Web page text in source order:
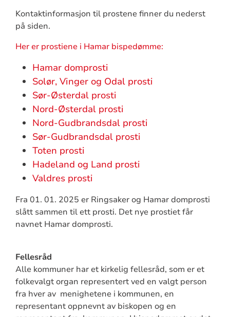
Kontaktinformasjon til prostene finner du nederst
på siden.
Her er prostiene i Hamar bispedømme:
Hamar domprosti
Solør, Vinger og Odal prosti
Sør-Østerdal prosti
Nord-Østerdal prosti
Nord-Gudbrandsdal prosti
Sør-Gudbrandsdal prosti
Toten prosti
Hadeland og Land prosti
Valdres prosti
Fra 01. 01. 2025 er Ringsaker og Hamar domprosti
slått sammen til ett prosti. Det nye prostiet får
navnet Hamar domprosti.
Fellesråd
Alle kommuner har et kirkelig fellesråd, som er et
folkevalgt organ representert ved en valgt person
fra hver av menighetene i kommunen, en
representant oppnevnt av biskopen og en